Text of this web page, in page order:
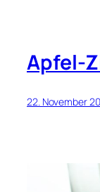
Apfel-
22. November